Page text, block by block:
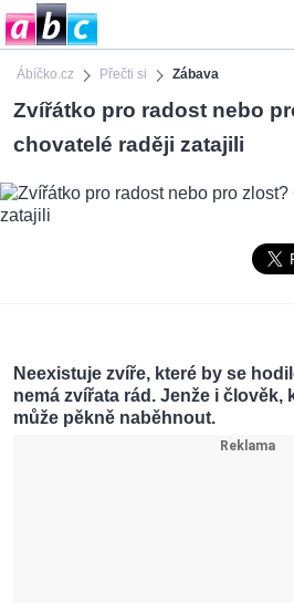
Ábíčko.cz Přečti si Zábava
Zvířátko pro radost nebo
chovatelé raději zatajili
Neexistuje zvíře, které by se
nemá zvířata rád. Jenže i člověk,
může pěkně naběhnout.